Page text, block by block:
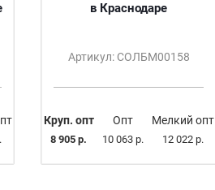
в Краснодаре
Артикул: СОЛБМ00158
Круп. опт
8 905 р.
Опт
10 063 р.
Мелкий опт
12 022 р.